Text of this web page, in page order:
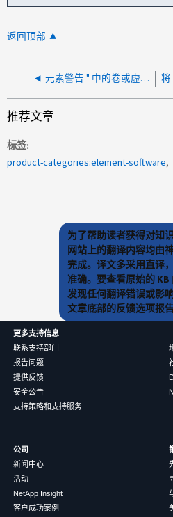
返回顶部
元素警告 " 中的卷或虚拟卷数量 帐户即将达到最大限制 "
推荐文章
标签
product-categories:element-software
为了帮助读者获得对知
网站上的翻译内容均由
完成。译文多采用直译
准确。要查看原始的
发现任何翻译错误或影
文章底部的反馈选项报告
更多支持信息
联系支持部门
报告问题
提供反馈
安全公告
支持策略和支持服务
公司
新闻中心
活动
NetApp Insight
客户成功案例